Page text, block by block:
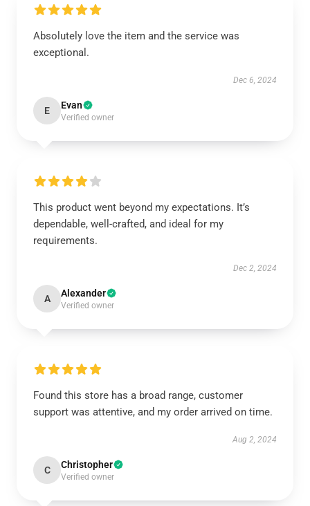
Absolutely love the item and the service was
exceptional.
Dec 6, 2024
E Evan
Verified owner
This product went beyond my expectations. It’s
dependable, well-crafted, and ideal for my
requirements.
Dec 2, 2024
A Alexander
Verified owner
Found this store has a broad range, customer
support was attentive, and my order arrived on time.
Aug 2, 2024
C Christopher
Verified owner